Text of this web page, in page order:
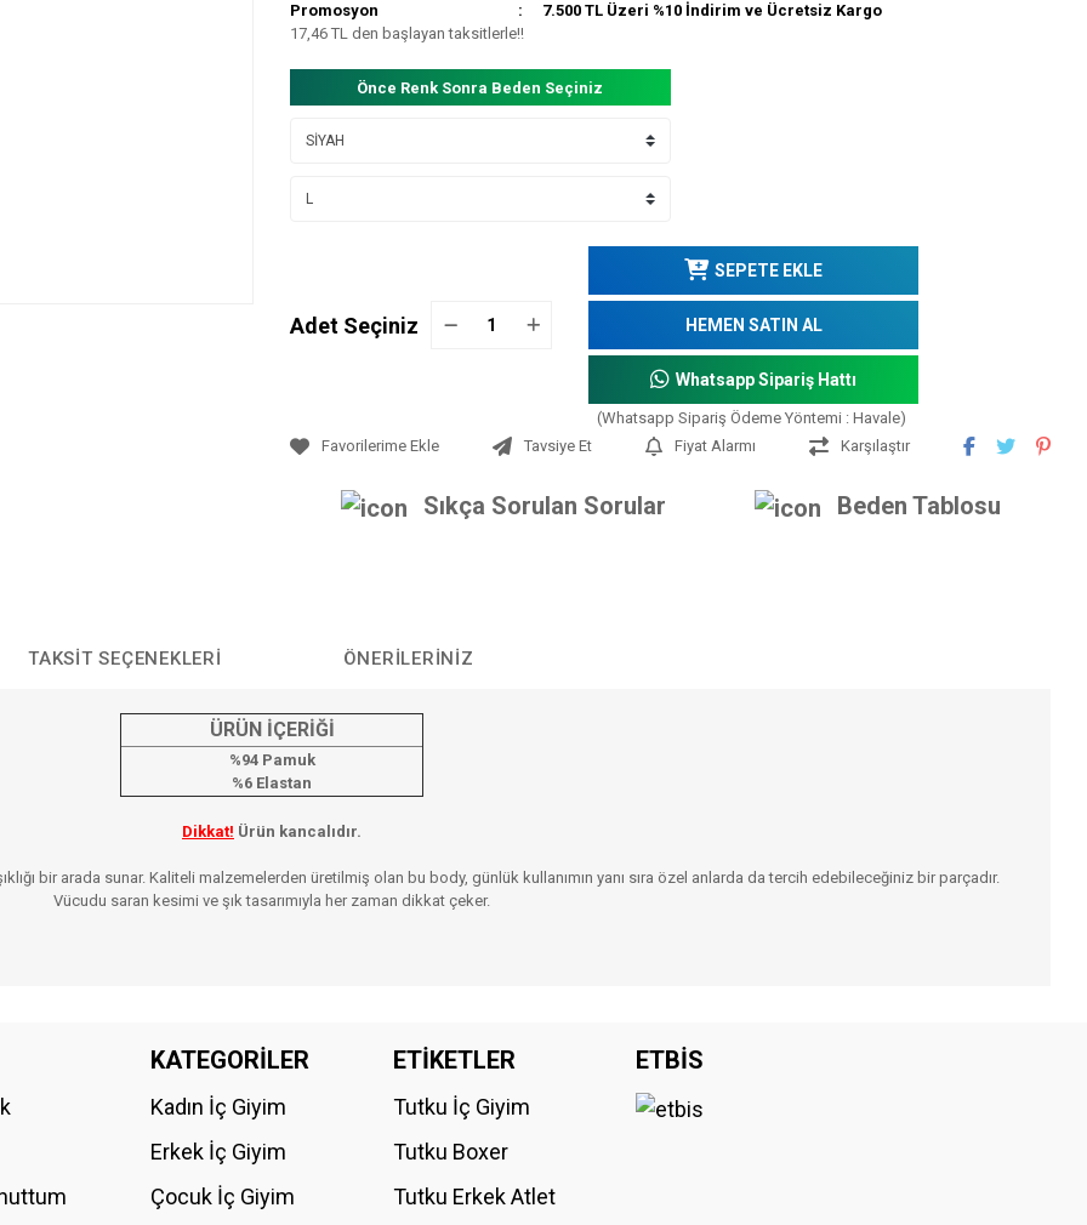
Promosyon
7.500 TL Üzeri %10 İndirim ve Ücretsiz Kargo
17,46 TL den başlayan taksitlerle!!
Önce Renk Sonra Beden Seçiniz
Adet Seçiniz
SEPETE EKLE
HEMEN SATIN AL
Whatsapp Sipariş Hattı
(Whatsapp Sipariş Ödeme Yöntemi : Havale)
Tavsiye Et
Fiyat Alarmı Karşılaştır
Sıkça Sorulan Sorular Beden Tablosu
TAKSIT SEÇENEKLERI ÖNERILERINIZ
ÜRÜN İÇERİĞİ
%94 Pamuk
%6 Elastan
Dikkat! Ürün kancalıdır.
şıklığı bir arada sunar. Kaliteli malzemelerden üretilmiş olan bu body, günlük kullanımın yanı sıra özel anlarda da tercih edebileceğiniz bir parçadır.
Vücudu saran kesimi ve şık tasarımıyla her zaman dikkat çeker.
Bu ürüne ilk yorumu siz yapın!
KATEGORİLER
Kadın İç Giyim
Erkek İç Giyim
Çocuk İç Giyim
ETİKETLER
Tutku İç Giyim
Tutku Boxer
Tutku Erkek Atlet
ETBİS